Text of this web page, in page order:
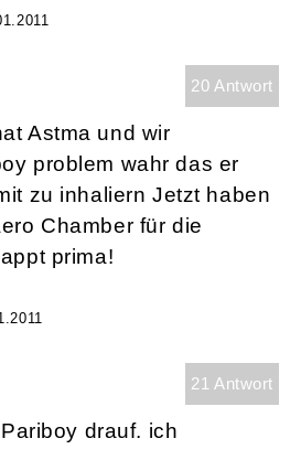
20 Antwort
Astma und wir
problem wahr das er
zu inhaliern Jetzt haben
Chamber für die
prima!
21 Antwort
drauf. ich